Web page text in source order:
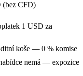
(bez CFD)
1 USD za
koše — 0 % komise
nemá — expozice